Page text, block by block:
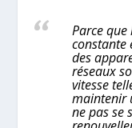
Parce
constante
des
réseaux
vitesse
maintenir
ne pas se